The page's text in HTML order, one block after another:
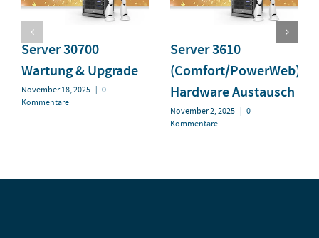
Server 30700
Wartung & Upgrade
November 18, 2025 | 0
Kommentare
Server 3610
(Comfort/PowerWeb)
Hardware Austausch
November 2, 2025 | 0
Kommentare